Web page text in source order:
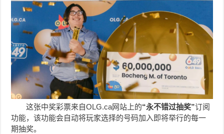
这张中奖彩票来自OLG.ca网站上的“永不错过抽奖”订阅
功能，该功能会自动将玩家选择的号码加入即将举行的每一
期抽奖。